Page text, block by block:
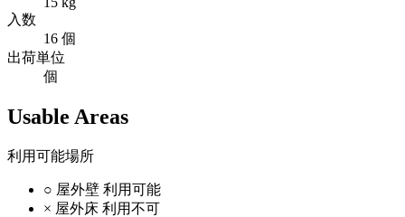
入数
16 個
出荷単位
個
Usable Areas
利用可能場所
○ 屋外壁 利用可能
× 屋外床 利用不可